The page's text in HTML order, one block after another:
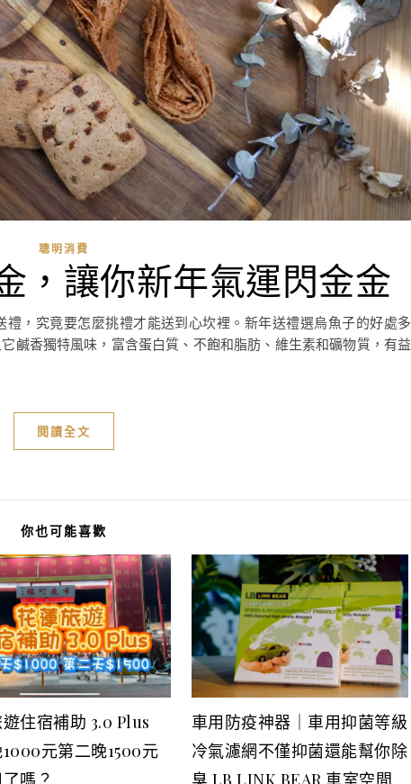
聰明消費
，讓你新年氣運閃金金
，究竟要怎麼挑禮才能送到心坎裡。新年送禮選烏魚子的好處多
鹹香獨特風味，富含蛋白質、不飽和脂肪、維生素和礦物質，有益
閱讀全文
你也可能喜歡
住宿補助 3.0 Plus
元第二晚1500元
嗎？
車用防疫神器｜車用抑菌等級
冷氣濾網不僅抑菌還能幫你除
臭 LB LINK BEAR 車室空間